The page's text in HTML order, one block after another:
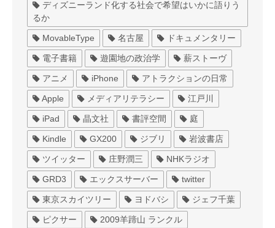
ディズニーランド化する社会で希望はいかに語りう
るか
MovableType 名古屋 ドキュメンタリー
電子書籍 遊園地の政治学 薪ストーヴ
アニメ iPhone アトラクションの日常
Apple メディアリテラシー 江戸川
iPad 晶文社 書評空間 庭
Kindle GX200 ジブリ 岩波書店
ツイッター 庄野潤三 NHKラジオ
GRD3 エックスサーバー twitter
東京スカイツリー ヨドバシ ジェフ千葉
ピクサー 2009羊蹄山 ランクル